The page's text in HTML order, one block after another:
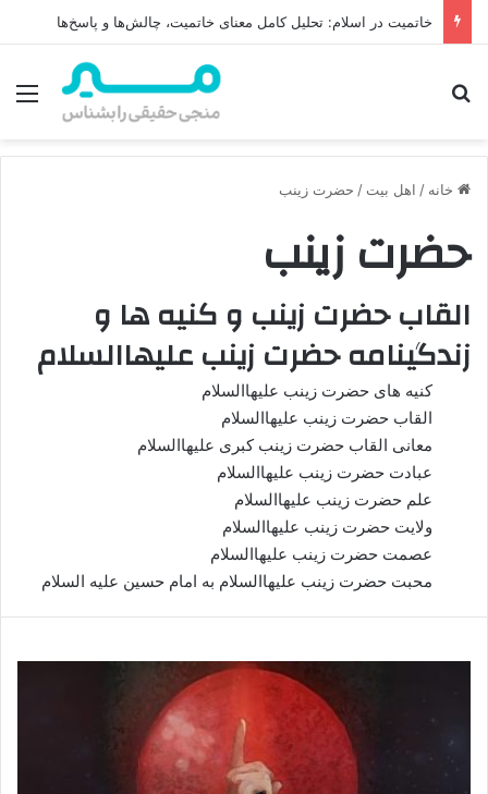
دعا و نقش آن در تعجیل فرج امام زمان (عج)
خانه / اهل بیت / حضرت زینب
حضرت زینب
القاب حضرت زینب و کنیه ها و
زندگینامه حضرت زینب علیهاالسلام
کنیه های حضرت زینب علیهاالسلام
القاب حضرت زینب علیهاالسلام
معانی القاب حضرت زینب کبری علیهاالسلام
عبادت حضرت زینب علیهاالسلام
علم حضرت زینب علیهاالسلام
ولایت حضرت زينب علیهاالسلام
عصمت حضرت زینب علیهاالسلام
محبت حضرت زینب علیهاالسلام به امام حسین علیه السلام